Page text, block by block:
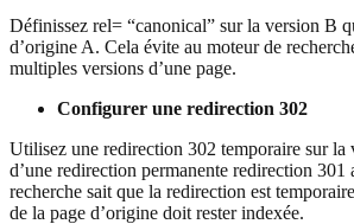
Définissez rel= “canonical” sur la version B
d’origine A. Cela évite au moteur de
multiples versions d’une page.
Configurer une redirection 302
Utilisez une redirection 302 temporaire sur la
d’une redirection permanente redirection 301
recherche sait que la redirection est
de la page d’origine doit rester indexée.